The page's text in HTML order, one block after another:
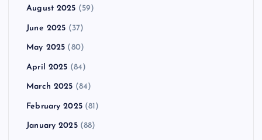
August 2025 (59)
June 2025 (37)
May 2025 (80)
April 2025 (84)
March 2025 (84)
February 2025(81)
January 2025(88)